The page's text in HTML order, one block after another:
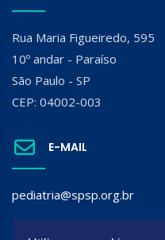
Rua Maria Figueiredo, 595
10º andar - Paraíso
São Paulo - SP
CEP: 04002-003
E-MAIL
pediatria@spsp.org.br